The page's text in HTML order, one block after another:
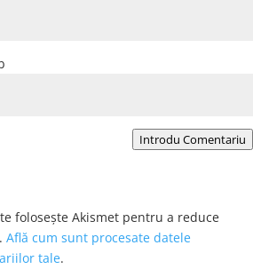
Introdu Comentariu
folosește Akismet pentru a reduce
Află cum sunt procesate datele
tale.